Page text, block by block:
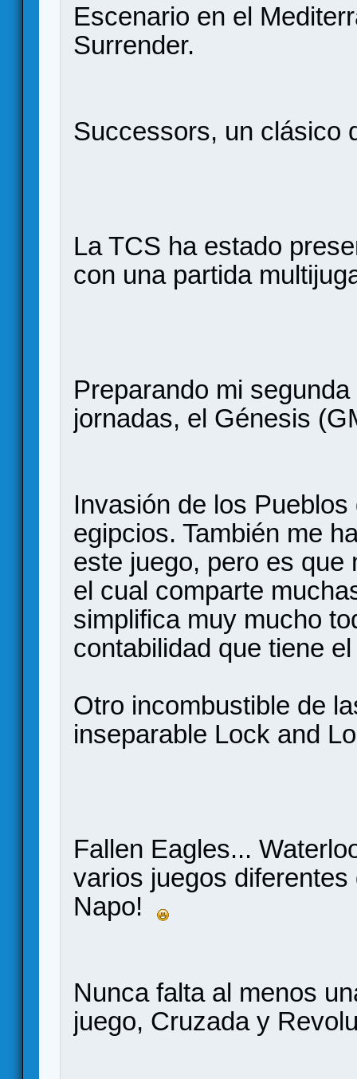
Escenario en el
Surrender.
Successors, un clásico
La TCS ha estado
con una partida
Preparando mi
jornadas, el Génesis
Invasión de los
egipcios. También me
este juego, pero es
el cual comparte
simplifica muy mucho
contabilidad que tiene
Otro incombustible de
inseparable Lock and
Fallen Eagles...
varios juegos
Napo!
Nunca falta al menos
juego, Cruzada y